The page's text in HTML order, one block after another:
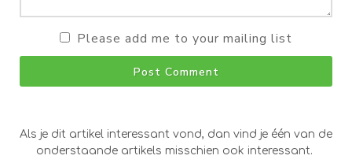
Please add me to your mailing list
Post Comment
Als je dit artikel interessant vond, dan vind je één van de
onderstaande artikels misschien ook interessant.